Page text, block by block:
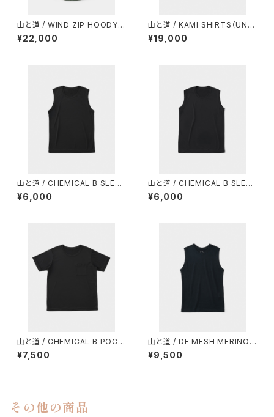
山と道 / WIND ZIP HOODY
（UNISEX）
¥22,000
山と道 / KAMI SHIRTS（UNIS
EX）
¥19,000
山と道 / CHEMICAL B SLEEV
ELESS（MEN）
¥6,000
山と道 / CHEMICAL B SLEEV
ELESS（WOMEN）
¥6,000
山と道 / CHEMICAL B POCK
ET T-SHIRT（UNISEX）
¥7,500
山と道 / DF MESH MERINO
SLEEVELESS（MEN）
¥9,500
その他の商品